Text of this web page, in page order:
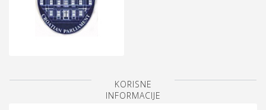
KORISNE
INFORMACIJE